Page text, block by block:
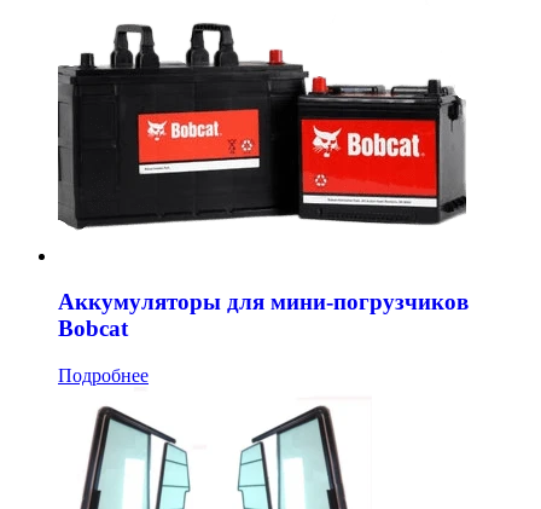
Аккумуляторы для мини-погрузчиков
Bobcat
Подробнее